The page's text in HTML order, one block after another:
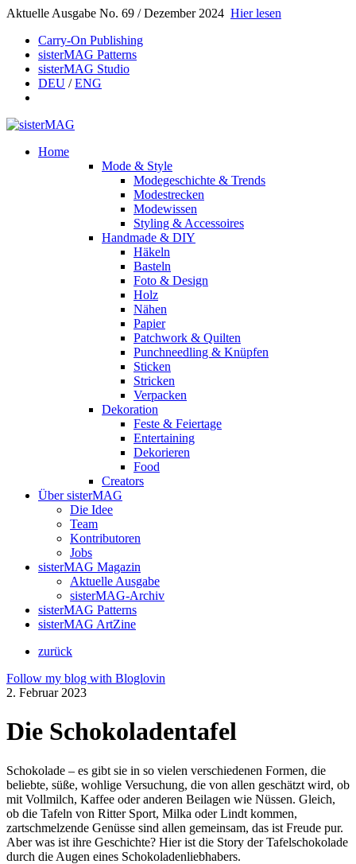
Aktuelle Ausgabe No. 69 / Dezember 2024 Hier lesen
Carry-On Publishing
sisterMAG Patterns
sisterMAG Studio
DEU /ENG
Home
Mode & Style
Modegeschichte & Trends
Modestrecken
Modewissen
Styling & Accessoires
Handmade & DIY
Häkeln
Basteln
Foto & Design
Holz
Nähen
Papier
Patchwork & Quilten
Punchneedling & Knüpfen
Sticken
Stricken
Verpacken
Dekoration
Feste & Feiertage
Entertaining
Dekorieren
Food
Creators
Über sisterMAG
Die Idee
Team
Kontributoren
Jobs
sisterMAG Magazin
Aktuelle Ausgabe
sisterMAG-Archiv
sisterMAG Patterns
sisterMAG ArtZine
zurück
Follow my blog with Bloglovin
2. Februar 2023
Die Schokoladentafel
Schokolade – es gibt sie in so vielen verschiedenen Formen, die
beliebte, süße, wohlige Versuchung, die von allen geschätzt wird, ob
mit Vollmilch, Kaffee oder anderen Beilagen wie Nüssen. Gleich,
ob die Tafeln von Ritter Sport, Milka oder Lindt kommen,
zartschmelzende Genüsse sind allen gemeinsam, das ist Freude pur.
Aber was ist ihre Geschichte? Hier ist die Story der Tafelschokolade
durch die Augen eines Schokoladenliebhabers.